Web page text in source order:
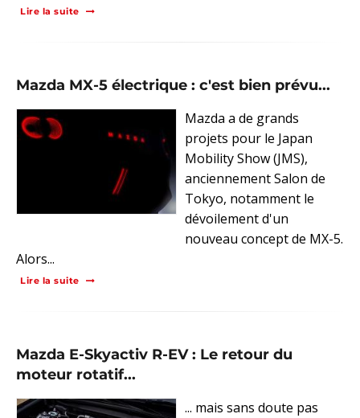
Lire la suite
Mazda MX-5 électrique : c'est bien prévu...
Mazda a de grands
projets pour le Japan
Mobility Show (JMS),
anciennement Salon de
Tokyo, notamment le
dévoilement d'un
nouveau concept de MX-5.
Alors...
Lire la suite
Mazda E-Skyactiv R-EV : Le retour du
moteur rotatif...
... mais sans doute pas